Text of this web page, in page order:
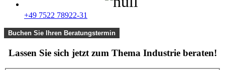
+49 7522 78922-31
Buchen Sie Ihren Beratungstermin
Lassen Sie sich jetzt zum Thema Industrie beraten!